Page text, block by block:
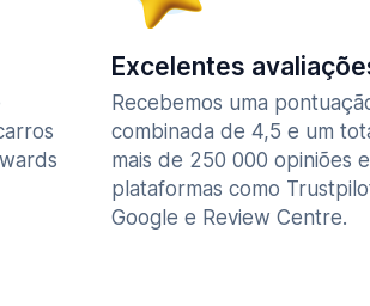
Excelentes
Recebemos uma
combinada de 4,5 e um
mais de 250 000 opiniões
plataformas como
Google e Review Centre.